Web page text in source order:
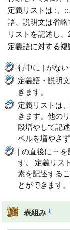
定義リストは :、
語、説明文は省
リストを記述し
定義語に対する複
行中に | がな
定義語・説明
きます。
定義リストは
きます。他の
段増やして記
ベルを増やさ
| の直後に ~
す。 定義リス
素を記述する
とができます。
表組み †